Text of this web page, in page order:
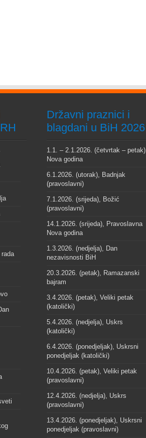
Državni praznici i
blagdani u BiH 2026
1.1. – 2.1.2026. (četvrtak – petak),
Nova godina
6.1.2026. (utorak), Badnjak
(pravoslavni)
7.1.2026. (srijeda), Božić
(pravoslavni)
14.1.2026. (srijeda), Pravoslavna
Nova godina
1.3.2026. (nedjelja), Dan
nezavisnosti BiH
20.3.2026. (petak), Ramazanski
bajram
3.4.2026. (petak), Veliki petak
(katolički)
5.4.2026. (nedjelja), Uskrs
(katolički)
6.4.2026. (ponedjeljak), Uskrsni
ponedjeljak (katolički)
10.4.2026. (petak), Veliki petak
(pravoslavni)
12.4.2026. (nedjelja), Uskrs
(pravoslavni)
13.4.2026. (ponedjeljak), Uskrsni
ponedjeljak (pravoslavni)